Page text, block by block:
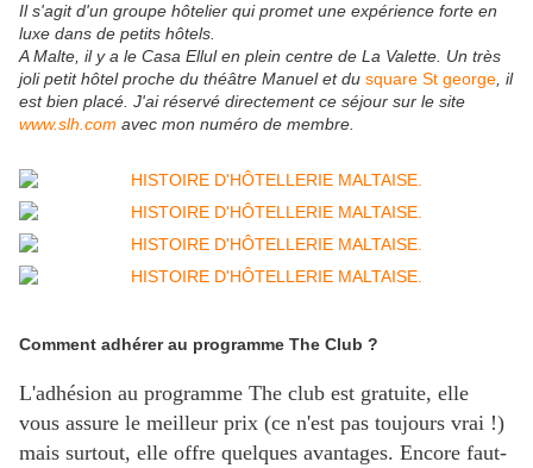
Il s'agit d'un groupe hôtelier qui promet une expérience forte en
luxe dans de petits hôtels.
A Malte, il y a le Casa Ellul en plein centre de La Valette. Un très
joli petit hôtel proche du théâtre Manuel et du square St george , il
est bien placé. J'ai réservé directement ce séjour sur le site
www.slh.com avec mon numéro de membre.
Comment adhérer au programme The Club ?
L'adhésion au programme The club est gratuite, elle
vous assure le meilleur prix (ce n'est pas toujours vrai !)
mais surtout, elle offre quelques avantages. Encore faut-